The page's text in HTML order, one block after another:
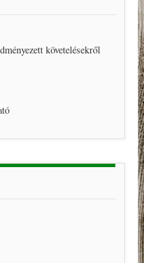
követelésekről